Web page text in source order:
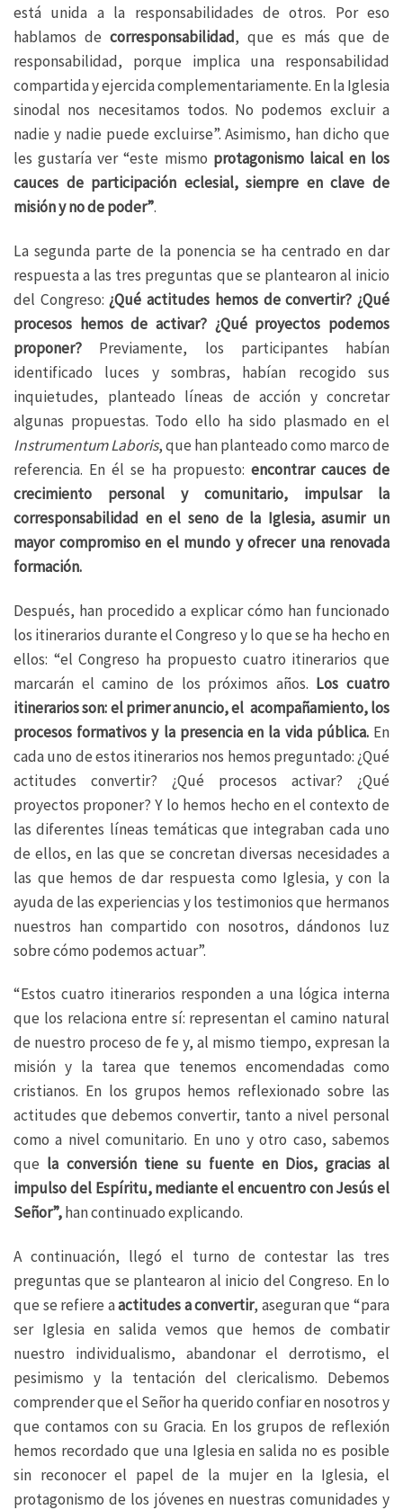
está unida a la responsabilidades de otros. Por eso
hablamos de corresponsabilidad, que es más que de
responsabilidad, porque implica una responsabilidad
compartida y ejercida complementariamente. En la Iglesia
sinodal nos necesitamos todos. No podemos excluir a
nadie y nadie puede excluirse”. Asimismo, han dicho que
les gustaría ver “este mismo protagonismo laical en los
cauces de participación eclesial, siempre en clave de
misión y no de poder”.
La segunda parte de la ponencia se ha centrado en dar
respuesta a las tres preguntas que se plantearon al inicio
del Congreso:¿Qué actitudes hemos de convertir? ¿Qué
procesos hemos de activar? ¿Qué proyectos podemos
proponer? Previamente, los participantes habían
identificado luces y sombras, habían recogido sus
inquietudes, planteado líneas de acción y concretar
algunas propuestas. Todo ello ha sido plasmado en el
Instrumentum Laboris, que han planteado como marco de
referencia. En él se ha propuesto: encontrar cauces de
crecimiento personal y comunitario, impulsar la
corresponsabilidad en el seno de la Iglesia, asumir un
mayor compromiso en el mundo y ofrecer una renovada
formación.
Después, han procedido a explicar cómo han funcionado
los itinerarios durante el Congreso y lo que se ha hecho en
ellos: “el Congreso ha propuesto cuatro itinerarios que
marcarán el camino de los próximos años. Los cuatro
itinerarios son: el primer anuncio, el acompañamiento, los
procesos formativos y la presencia en la vida pública.En
cada uno de estos itinerarios nos hemos preguntado: ¿Qué
actitudes convertir? ¿Qué procesos activar? ¿Qué
proyectos proponer? Y lo hemos hecho en el contexto de
las diferentes líneas temáticas que integraban cada uno
de ellos, en las que se concretan diversas necesidades a
las que hemos de dar respuesta como Iglesia, y con la
ayuda de las experiencias y los testimonios que hermanos
nuestros han compartido con nosotros, dándonos luz
sobre cómo podemos actuar”.
“Estos cuatro itinerarios responden a una lógica interna
que los relaciona entre sí: representan el camino natural
de nuestro proceso de fe y, al mismo tiempo, expresan la
misión y la tarea que tenemos encomendadas como
cristianos. En los grupos hemos reflexionado sobre las
actitudes que debemos convertir, tanto a nivel personal
como a nivel comunitario. En uno y otro caso, sabemos
que la conversión tiene su fuente en Dios, gracias al
impulso del Espíritu, mediante el encuentro con Jesús el
Señor”,han continuado explicando.
A continuación, llegó el turno de contestar las tres
preguntas que se plantearon al inicio del Congreso. En lo
que se refiere aactitudes a convertir, aseguran que “para
ser Iglesia en salida vemos que hemos de combatir
nuestro individualismo, abandonar el derrotismo, el
pesimismo y la tentación del clericalismo. Debemos
comprender que el Señor ha querido confiar en nosotros y
que contamos con su Gracia. En los grupos de reflexión
hemos recordado que una Iglesia en salida no es posible
sin reconocer el papel de la mujer en la Iglesia, el
protagonismo de los jóvenes en nuestras comunidades y